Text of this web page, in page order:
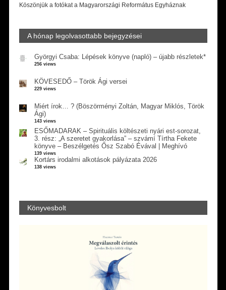
Köszönjük a fotókat a Magyarországi Református Egyháznak
A hónap legolvasottabb bejegyzései
Györgyi Csaba: Lépések könyve (napló) – újabb részletek*
256 views
KÖVESEDŐ – Török Ági versei
229 views
Miért írok… ? (Böszörményi Zoltán, Magyar Miklós, Török
Ági)
143 views
ESŐMADARAK – Spirituális költészeti nyári est-sorozat,
3. rész: „A szeretet gyakorlása” – szvámí Tírtha Fekete
könyve – Beszélgetés Ősz Szabó Évával | Meghívó
139 views
Kortárs irodalmi alkotások pályázata 2026
138 views
Könyvesbolt